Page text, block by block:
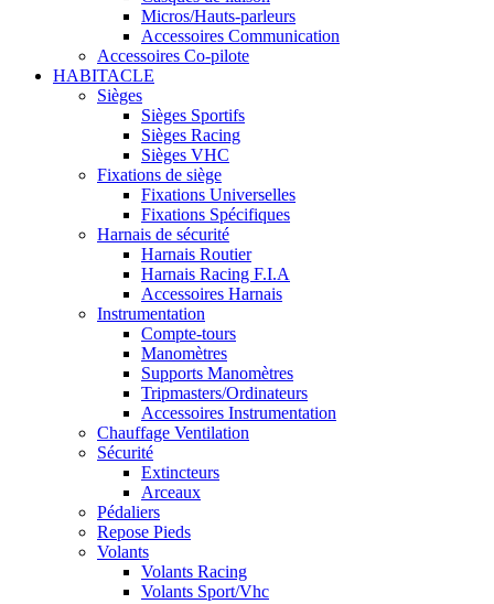
Micros/Hauts-parleurs
Accessoires Communication
Accessoires Co-pilote
HABITACLE
Sièges
Sièges Sportifs
Sièges Racing
Sièges VHC
Fixations de siège
Fixations Universelles
Fixations Spécifiques
Harnais de sécurité
Harnais Routier
Harnais Racing F.I.A
Accessoires Harnais
Instrumentation
Compte-tours
Manomètres
Supports Manomètres
Tripmasters/Ordinateurs
Accessoires Instrumentation
Chauffage Ventilation
Sécurité
Extincteurs
Arceaux
Pédaliers
Repose Pieds
Volants
Volants Racing
Volants Sport/Vhc